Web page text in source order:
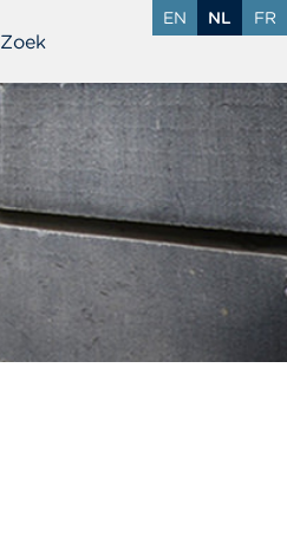
Zoek
EN NL FR